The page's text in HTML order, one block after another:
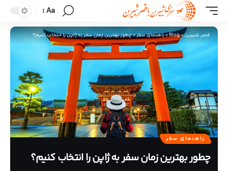
Aa
قصر شیرین>
Blog
>راهنمای سفر>چطور بهترین زمان سفر به ژاپن را انتخاب کنیم؟
راهنمای سفر
چطور بهترین زمان سفر به ژاپن را انتخاب کنیم؟